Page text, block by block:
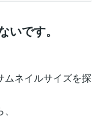
です。
ムネイルサイズを探